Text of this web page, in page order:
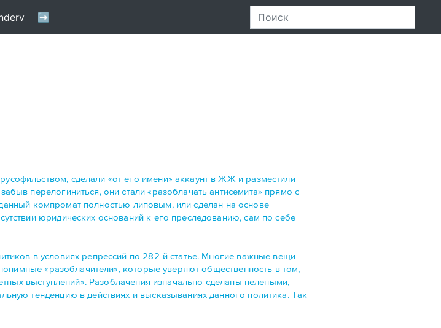
сделали «от его имени» аккаунт в ЖЖ и разместили
перелогиниться, они стали «разоблачать антисемита» прямо с
компромат полностью липовым, или сделан на основе
юридических оснований к его преследованию, сам по себе
в условиях репрессий по 282-й статье. Многие важные вещи
«разоблачители», которые уверяют общественность в том,
выступлений». Разоблачения изначально сделаны нелепыми,
тенденцию в действиях и высказываниях данного политика. Так